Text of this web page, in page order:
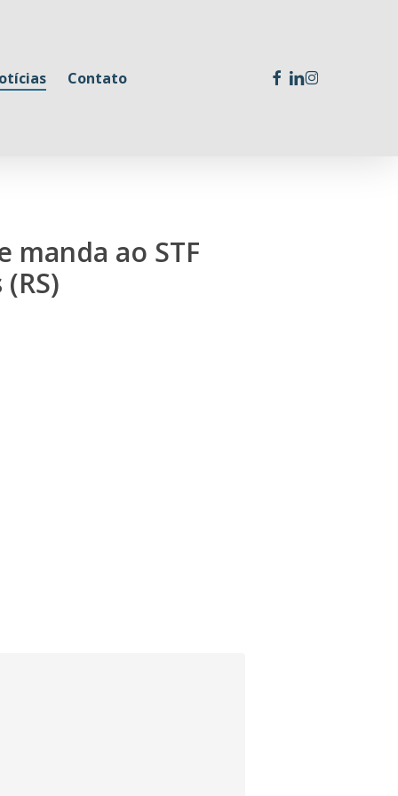
Contato facebook
linkedin
instagram
ao STF